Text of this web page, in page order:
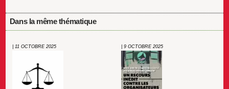
Dans la même thématique
| 11 OCTOBRE 2025 | 9 OCTOBRE 2025